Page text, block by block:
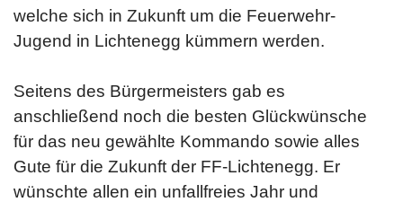
welche sich in Zukunft um die Feuerwehr-
Jugend in Lichtenegg kümmern werden.
Seitens des Bürgermeisters gab es
anschließend noch die besten Glückwünsche
für das neu gewählte Kommando sowie alles
Gute für die Zukunft der FF-Lichtenegg. Er
wünschte allen ein unfallfreies Jahr und